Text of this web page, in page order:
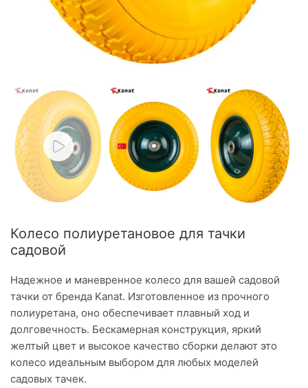
Колесо полиуретановое для тачки
садовой
Надежное и маневренное колесо для вашей садовой
тачки от бренда Kanat. Изготовленное из прочного
полиуретана, оно обеспечивает плавный ход и
долговечность. Бескамерная конструкция, яркий
желтый цвет и высокое качество сборки делают это
колесо идеальным выбором для любых моделей
садовых тачек.